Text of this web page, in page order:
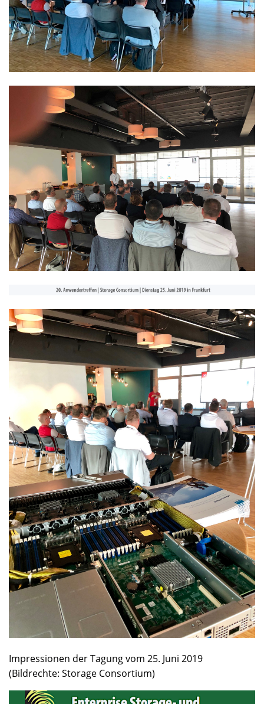
Impressionen der Tagung vom 25. Juni 2019
(Bildrechte: Storage Consortium)